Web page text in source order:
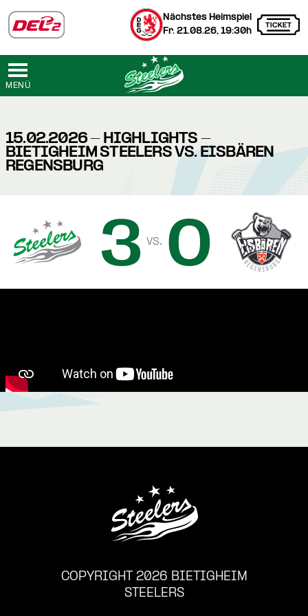
Nächstes Heimspiel
Fr. 21.08.26, 19:30h
MENÜ
15.02.2026 - HIGHLIGHTS -
BIETIGHEIM STEELERS VS. EISBÄREN
REGENSBURG
3 vs. 0
COPYRIGHT 2026 BIETIGHEIM
STEELERS